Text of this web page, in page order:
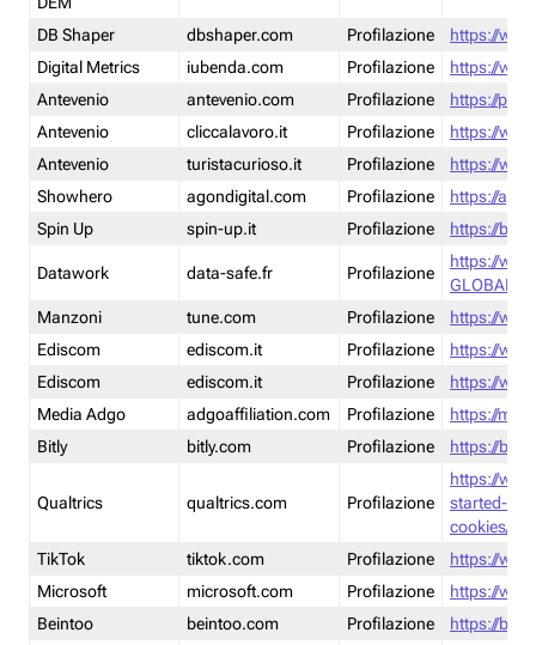
DB Shaper
dbshaper.com Profilazione
https://
Digital Metrics
iubenda.com Profilazione
https://
Antevenio
antevenio.com Profilazione
https://
Antevenio
cliccalavoro.it Profilazione
https://
Antevenio
turistacurioso.it Profilazione
https://
Showhero
agondigital.com Profilazione
https://
Spin Up
spin-up.it Profilazione https://
Datawork data-safe.fr Profilazione
https://
GLOBAL-
Manzoni
tune.com Profilazione
https://
Ediscom
ediscom.it Profilazione
https://
Ediscom
ediscom.it Profilazione
https://
Media Adgo
adgoaffiliation.com Profilazione
https://
Bitly
bitly.com Profilazione https://
Qualtrics qualtrics.com Profilazione
https://
started-
cookies/
TikTok
tiktok.com Profilazione
https://
Microsoft
microsoft.com Profilazione
https://
Beintoo
beintoo.com Profilazione
https://